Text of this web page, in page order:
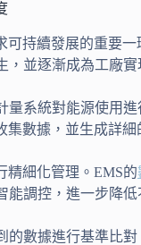
持續發展的重要
，並逐漸成為工廠
量系統對能源使用進
數據，並生成詳
精細化管理。EMS的
調控，進一步降低
的數據進行基準比